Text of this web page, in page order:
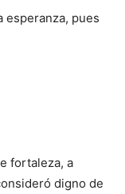
esperanza, pues
fortaleza, a
digno de